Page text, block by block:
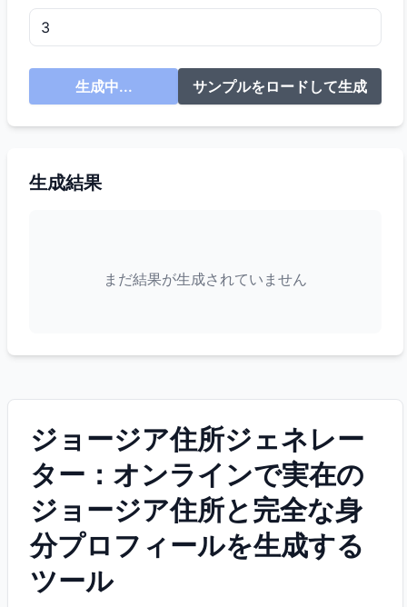
生成中... サンプルをロードして生成
生成結果
まだ結果が生成されていません
ジョージア住所ジェネレー
ター：オンラインで実在の
ジョージア住所と完全な身
分プロフィールを生成する
ツール